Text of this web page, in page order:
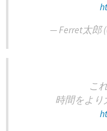
— Ferret太郎
こ
時間をより